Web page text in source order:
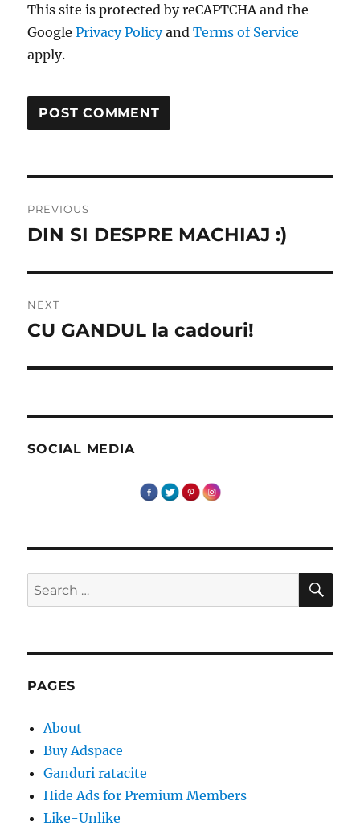
This site is protected by reCAPTCHA and the
GooglePrivacy PolicyandTerms of Service
apply.
navigation
PREVIOUS
Previous
DIN SI DESPRE MACHIAJ :)
NEXT
Next
CU GANDUL la cadouri!
SOCIAL MEDIA
Search
for:
PAGES
About
Buy Adspace
Ganduri ratacite
Hide Ads for Premium Members
Like-Unlike